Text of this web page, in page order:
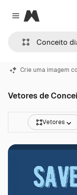
Close menu
Magnific
Crie uma imagem
Vetores de
Vetores